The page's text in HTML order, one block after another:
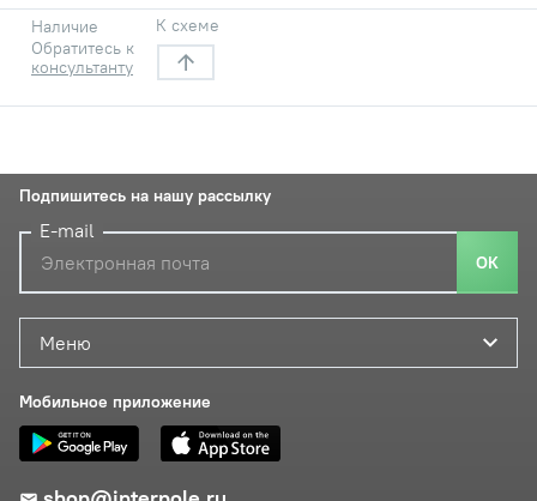
Наличие
Обратитесь к
консультанту
К схеме
Меню
Мобильное приложение
Подпишитесь на нашу рассылку
E-mail
ОК